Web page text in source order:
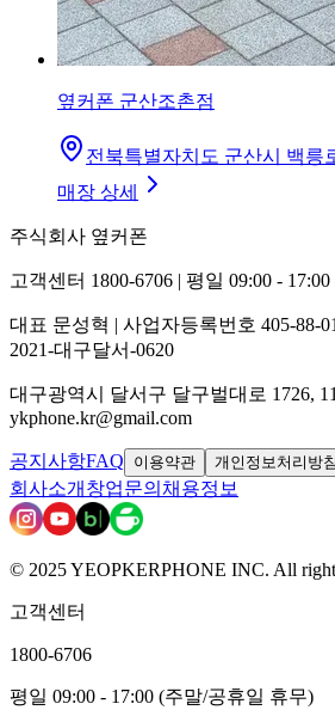
옆커폰 군산조촌점
전북특별자치도 군산시 백릉
매장 상세
주식회사 옆커폰
고객센터 1800-6706 | 평일 09:00 -
대표 문성혁 | 사업자등록번호 405-88-
2021-대구달서-0620
대구광역시 달서구 달구벌대로 1726,
ykphone.kr@gmail.com
공지사항FAQ 이용약관 개인정보처리방침
회사소개 창업문의 채용정보
© 2025 YEOPKERPHONE INC. All
고객센터
1800-6706
평일 09:00 - 17:00 (주말/공휴일 휴무)